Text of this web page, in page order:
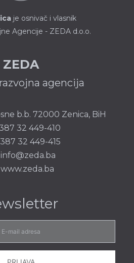
je osnivač i vlasnik
Agencije - ZEDA d.o.o.
ZEDA
agencija
b.b. 72000 Zenica, BiH
32 449-410
32 449-415
info@zeda.ba
www.zeda.ba